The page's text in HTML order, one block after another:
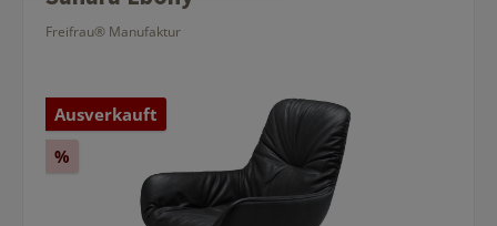
Freifrau® Manufaktur
Ausverkauft
%